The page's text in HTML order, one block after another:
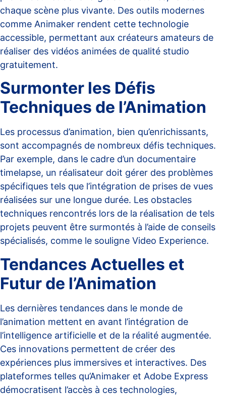
chaque scène plus vivante. Des outils modernes
comme Animaker rendent cette technologie
accessible, permettant aux créateurs amateurs de
réaliser des vidéos animées de qualité studio
gratuitement.
Surmonter les Défis
Techniques de l’Animation
Les processus d’animation, bien qu’enrichissants,
sont accompagnés de nombreux défis techniques.
Par exemple, dans le cadre d’un documentaire
timelapse, un réalisateur doit gérer des problèmes
spécifiques tels que l’intégration de prises de vues
réalisées sur une longue durée. Les obstacles
techniques rencontrés lors de la réalisation de tels
projets peuvent être surmontés à l’aide de conseils
spécialisés, comme le souligne Video Experience.
Tendances Actuelles et
Futur de l’Animation
Les dernières tendances dans le monde de
l’animation mettent en avant l’intégration de
l’intelligence artificielle et de la réalité augmentée.
Ces innovations permettent de créer des
expériences plus immersives et interactives. Des
plateformes telles qu’Animaker et Adobe Express
démocratisent l’accès à ces technologies,